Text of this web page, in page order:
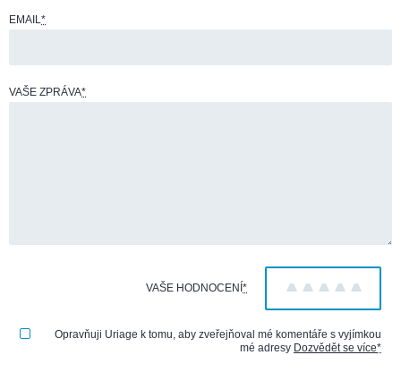
EMAIL*
VAŠE ZPRÁVA*
VAŠE HODNOCENÍ* 5
4
3
2
1
Opravňuji Uriage k tomu, aby zveřejňoval mé komentáře s vyjímkou
mé adresy Dozvědět se více*